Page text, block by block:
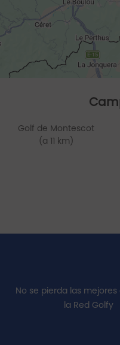
Golf de Montescot
(a 11 km)
No se pierda las
la Red Golfy